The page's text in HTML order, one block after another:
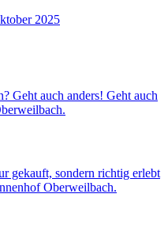
2025
Geht auch anders! Geht auch
gekauft, sondern richtig erlebt
Oberweilbach.